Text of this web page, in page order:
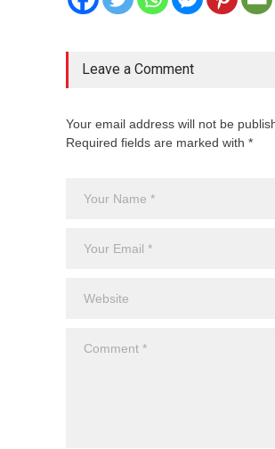
Leave a Comment
Your email address will not be
Required fields are marked with *